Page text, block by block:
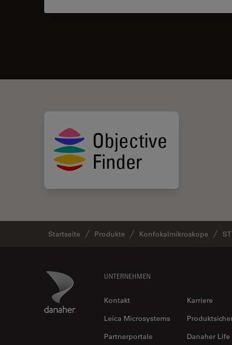
Startseite Produkte Konfokalmikroskope
Danaher Logo UNTERNEHMEN
Kontakt
Karriere
Leica Microsystems
Partnerportale
Danaher Life